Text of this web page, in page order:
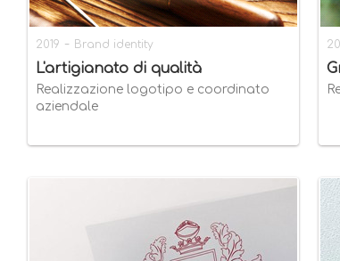
2019 - Brand identity
L'artigianato di qualità
Realizzazione logotipo e coordinato
aziendale